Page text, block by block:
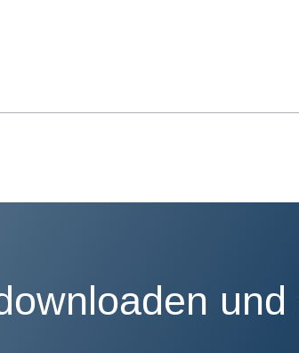
und